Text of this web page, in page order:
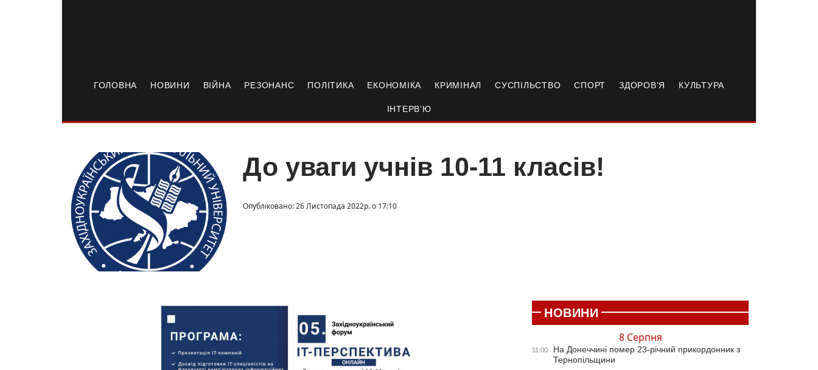
ГОЛОВНА НОВИНИ ВІЙНА РЕЗОНАНС ПОЛІТИКА ЕКОНОМІКА КРИМІНАЛ СУСПІЛЬСТВО СПОРТ ЗДОРОВ’Я КУЛЬТУРА
ІНТЕРВ’Ю
До уваги учнів 10-11 класів!
Опубліковано: 26 Листопада 2022р. о 17:10
НОВИНИ
8 Серпня
11:00
На Донеччині помер 23-річний прикордонник з
Тернопільщини